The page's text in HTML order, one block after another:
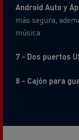
Android Auto y
más segura,
música.
7 - Dos puertos
8 - Cajón para